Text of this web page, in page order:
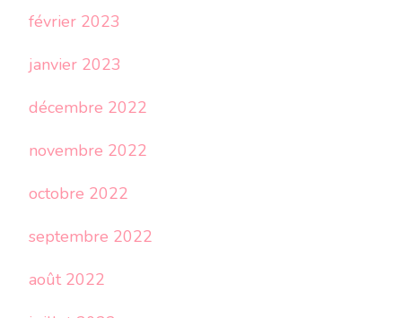
février 2023
janvier 2023
décembre 2022
novembre 2022
octobre 2022
septembre 2022
août 2022